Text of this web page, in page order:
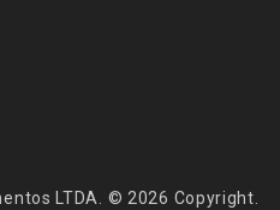
LTDA. © 2026 Copyright.